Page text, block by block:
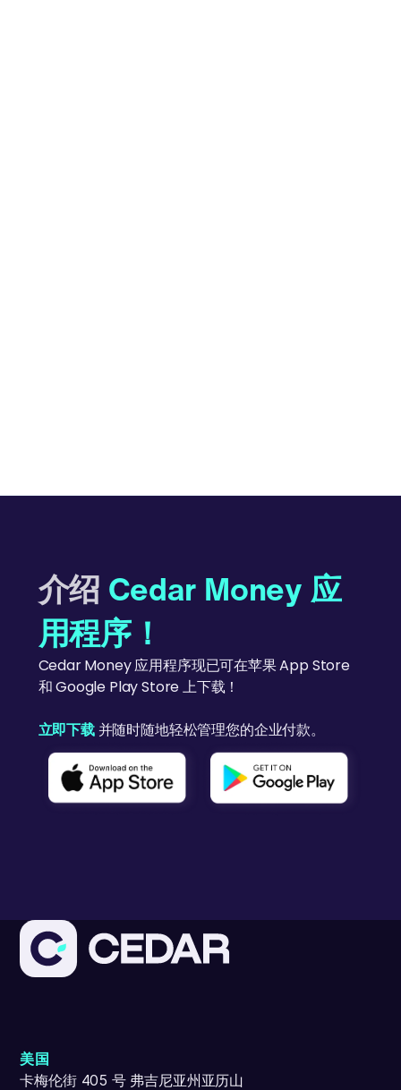
介绍 Cedar Money 应
用程序！
Cedar Money 应用程序现已可在苹果 App Store
和 Google Play Store 上下载！
立即下载并随时随地轻松管理您的企业付款。
美国
卡梅伦街 405 号 弗吉尼亚州亚历山